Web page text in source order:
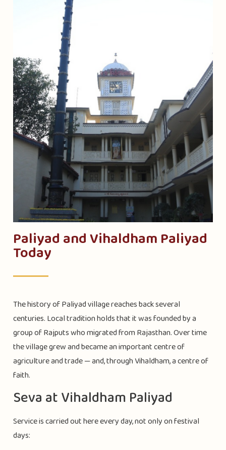
Paliyad and Vihaldham Paliyad
Today
The history of Paliyad village reaches back several
centuries. Local tradition holds that it was founded by a
group of Rajputs who migrated from Rajasthan. Over time
the village grew and became an important centre of
agriculture and trade — and, through Vihaldham, a centre of
faith.
Seva at Vihaldham Paliyad
Service is carried out here every day, not only on festival
days: